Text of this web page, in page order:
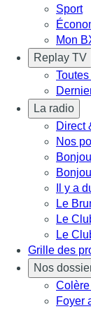
Sport
Mon
Replay TV
La radio
Direct
Nos
Il y a
Le
Le
Le
Grille des
Nos
Foyer